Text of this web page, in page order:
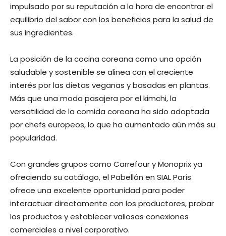
impulsado por su reputación a la hora de encontrar el
equilibrio del sabor con los beneficios para la salud de
sus ingredientes.
La posición de la cocina coreana como una opción
saludable y sostenible se alinea con el creciente
interés por las dietas veganas y basadas en plantas.
Más que una moda pasajera por el kimchi, la
versatilidad de la comida coreana ha sido adoptada
por chefs europeos, lo que ha aumentado aún más su
popularidad.
Con grandes grupos como Carrefour y Monoprix ya
ofreciendo su catálogo, el Pabellón en SIAL París
ofrece una excelente oportunidad para poder
interactuar directamente con los productores, probar
los productos y establecer valiosas conexiones
comerciales a nivel corporativo.